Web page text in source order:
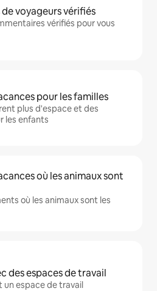
voyageurs vérifiés
vérifiés pour vous
pour les familles
plus d'espace et des
les enfants
où les animaux sont
où les animaux sont les
des espaces de travail
un espace de travail